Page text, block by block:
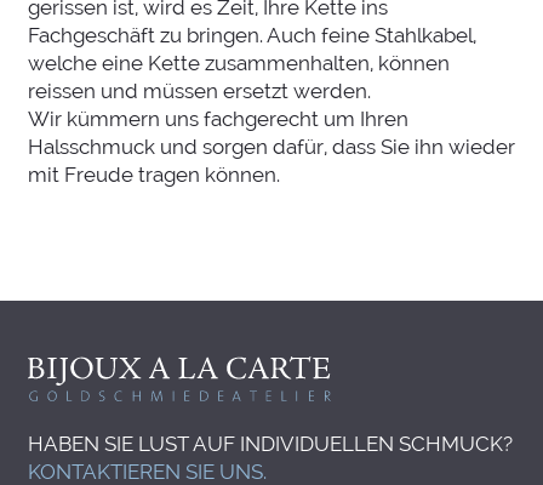
gerissen ist, wird es Zeit, Ihre Kette ins
Fachgeschäft zu bringen. Auch feine Stahlkabel,
welche eine Kette zusammenhalten, können
reissen und müssen ersetzt werden.
Wir kümmern uns fachgerecht um Ihren
Halsschmuck und sorgen dafür, dass Sie ihn wieder
mit Freude tragen können.
HABEN SIE LUST AUF INDIVIDUELLEN SCHMUCK?
KONTAKTIEREN SIE UNS.